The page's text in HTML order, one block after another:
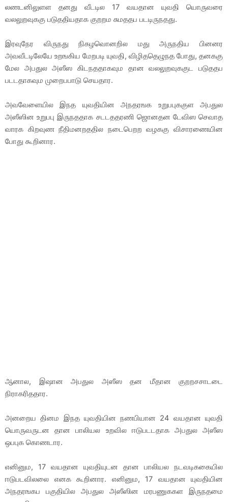
லணடனிலுளள தனது வீடடில 17 வயதான யுவதி யொருவரை
வலலுறவுககு படுததியதாக குறறம சுமததப படடிருநதது.
இரவுநேர விருநது நிகழவொனறில மது அருநதிய பினனர
அவவீடடிலேயே உறஙகிய மேறபடி யுவதி, விழிததெழுநத போது, தனககு
மேல அபதுல அஸீஸ கிடநததாகவும தான வலலுறவுககுட படுததப
படடதாகவும முறைபபாடு செயதார.
அவவேளையில இநத யுவதியின அநதரஙக உறுபபுககுள அபதுல
அஸீஸின உறுபபு இருநததாக சடடததரணி ஜொனதன டேவிஸ செவாத
வாரக கிறவுண நீதிமனறததில நடைபெறற வழககு விசாரணையின
போது கூறினார.
ஆனால, இஷான அபதுல அஸீஸ தன மீதான குறறசசாடடை
நிராகரிததார.
அனறைய தினம இநத யுவதியின நணபியான 24 வயதான யுவதி
யொருவருடன தான பாலியல உறவில ஈடுபடடதாக அபதுல அஸீஸ
ஒபபுக கொணடார.
எனினும, 17 வயதான யுவதியுடன தான பாலியல நடவடிககையில
ஈடுபடவிலலை எனக கூறினார. எனினும, 17 வயதான யுவதியின
அநதரஙகப பகுதியில அபதுல அஸீஸின மரபணுககள இருநதமை